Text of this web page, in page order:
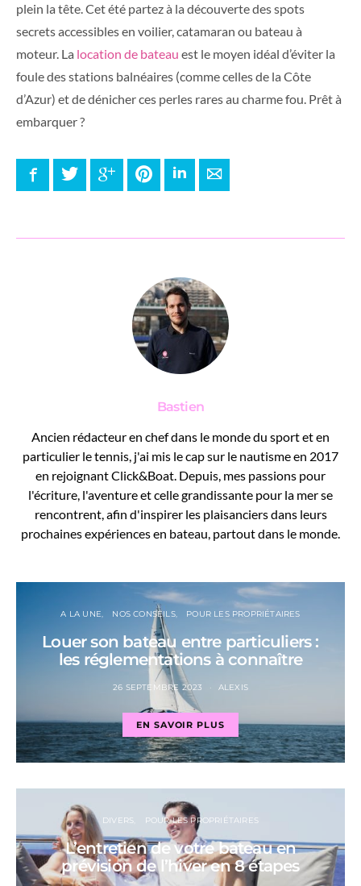
plein la tête.Cet été partez à la découverte des spots
secrets accessibles en voilier, catamaran ou bateau à
moteur. La location de bateau est le moyen idéal d’éviter la
foule des stations balnéaires (comme celles de la Côte
d’Azur) et de dénicher ces perles rares au charme fou. Prêt à
embarquer ?
FacebookTwitter Google+ PinterestLinkedInE-mail
Bastien
Ancien rédacteur en chef dans le monde du sport et en
particulier le tennis, j'ai mis le cap sur le nautisme en 2017
en rejoignant Click&Boat. Depuis, mes passions pour
l'écriture, l'aventure et celle grandissante pour la mer se
rencontrent, afin d'inspirer les plaisanciers dans leurs
prochaines expériences en bateau, partout dans le monde.
A LA UNE NOS CONSEILS POUR LES PROPRIÉTAIRES
Louer son bateau entre particuliers :
les réglementations à connaître
26 SEPTEMBRE 2023 ALEXIS
EN SAVOIR PLUS
DIVERS POUR LES PROPRIÉTAIRES
L’entretien de votre bateau en
prévision de l’hiver en 8 étapes